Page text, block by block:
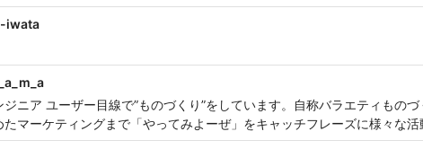
iwata
ジニア ユーザー目線で”ものづくり”をしています。自称バラエティもの
たマーケティングまで「やってみよーぜ」をキャッチフレーズに様々な活